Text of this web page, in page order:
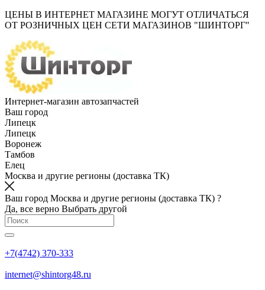
ЦЕНЫ В ИНТЕРНЕТ МАГАЗИНЕ МОГУТ ОТЛИЧАТЬСЯ
ОТ РОЗНИЧНЫХ ЦЕН СЕТИ МАГАЗИНОВ "ШИНТОРГ"
Интернет-магазин автозапчастей
Ваш город
Липецк
Липецк
Воронеж
Тамбов
Елец
Москва и другие регионы (доставка ТК)
Ваш город Москва и другие регионы (доставка ТК) ?
Да, все верно Выбрать другой
+7(4742) 370-333
internet@shintorg48.ru